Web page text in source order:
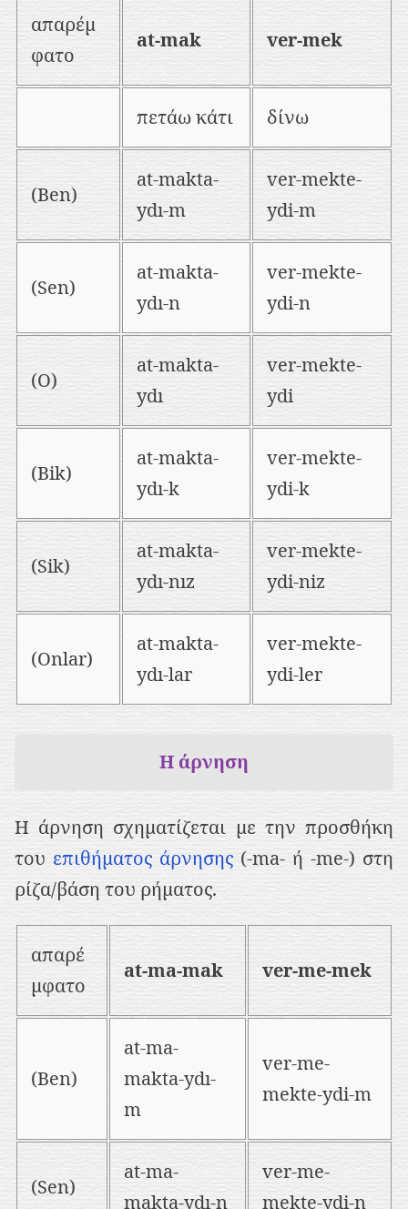
απαρέμ
φατο
at-mak ver-mek
πετάω κάτι δίνω
(Ben)
at-makta-
ydı-m
ver-mekte-
ydi-m
(Sen)
at-makta-
ydı-n
ver-mekte-
ydi-n
(O)
at-makta-
ydı
ver-mekte-
ydi
(Bik)
at-makta-
ydı-k
ver-mekte-
ydi-k
(Sik)
at-makta-
ydı-nız
ver-mekte-
ydi-niz
(Onlar)
at-makta-
ydı-lar
ver-mekte-
ydi-ler
Η άρνηση
Η άρνηση σχηματίζεται με την προσθήκη
του επιθήματος άρνησης(-ma- ή -me-) στη
ρίζα/βάση του ρήματος.
απαρέ
μφατο
at-ma-mak ver-me-mek
(Ben)
at-ma-
makta-ydı-
m
ver-me-
mekte-ydi-m
(Sen)
at-ma-
makta-ydı-n
ver-me-
mekte-ydi-n